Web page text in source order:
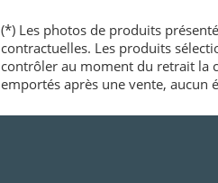
(*) Les photos de produits
contractuelles. Les produits
contrôler au moment du retrait la
emportés après une vente, aucun